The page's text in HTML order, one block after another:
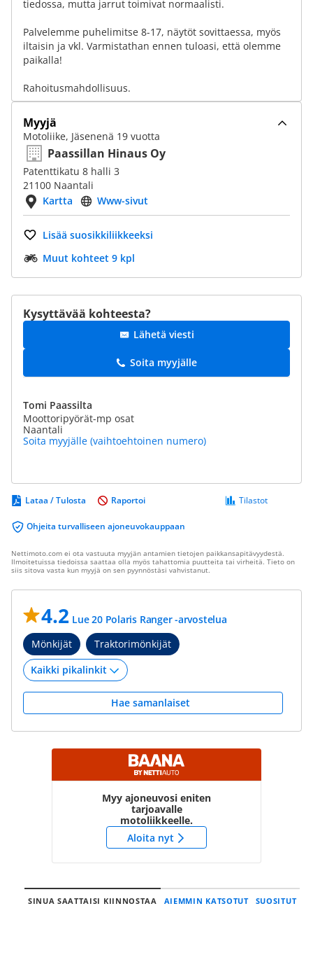
tiedossa, mutta jarrut toimivat normaalisti.
Palvelemme puhelimitse 8-17, näytöt sovittaessa, myös
iltaisin ja vkl. Varmistathan ennen tuloasi, että olemme
paikalla!
Rahoitusmahdollisuus.
Myyjä
Motoliike, Jäsenenä 19 vuotta
Paassillan Hinaus Oy
Patenttikatu 8 halli 3
21100 Naantali
Kartta
Www-sivut
Lisää suosikkiliikkeeksi
Muut kohteet 9 kpl
Kysyttävää kohteesta?
Lähetä viesti
Soita myyjälle
Tomi Paassilta
Moottoripyörät-mp osat
Naantali
Soita myyjälle (vaihtoehtoinen numero)
Lataa / Tulosta
Ohjeita turvalliseen ajoneuvokauppaan
Tilastot
Raportoi
Nettimoto.com ei ota vastuuta myyjän antamien tietojen paikkansapitävyydestä.
Ilmoitetuissa tiedoissa saattaa olla myös tahattomia puutteita tai virheitä. Tieto on
siis sitova vasta kun myyjä on sen pyynnöstäsi vahvistanut.
4.2 Lue 20 Polaris Ranger -arvostelua
Mönkijät
Traktorimönkijät
Hae samanlaiset
Myy ajoneuvosi eniten
tarjoavalle
motoliikkeelle.
Aloita nyt
SINUA SAATTAISI KIINNOSTAA AIEMMIN KATSOTUT SUOSITUT